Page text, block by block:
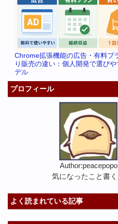
Chrome拡張機能の広告・有料プ
り販売の違い：個人開発で選び
デル
プロフィール
Author:peacepopo
気になったこと書く
よく読まれている記事